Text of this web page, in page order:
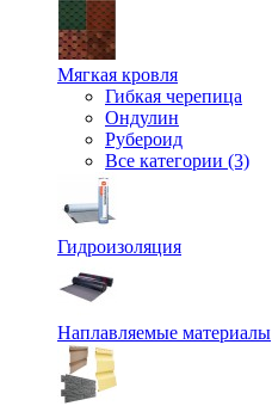
Мягкая кровля
Гибкая черепица
Ондулин
Рубероид
Все категории (3)
Гидроизоляция
Наплавляемые материалы